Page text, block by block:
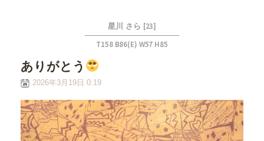
星川 さら [23]
T158 B86(E) W57 H85
ありがとう
2026年3月19日 0:19